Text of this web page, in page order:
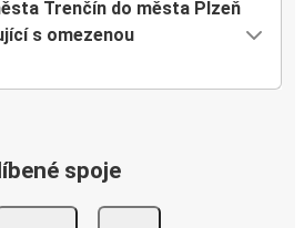
Trenčín do města Plzeň
s omezenou
spoje